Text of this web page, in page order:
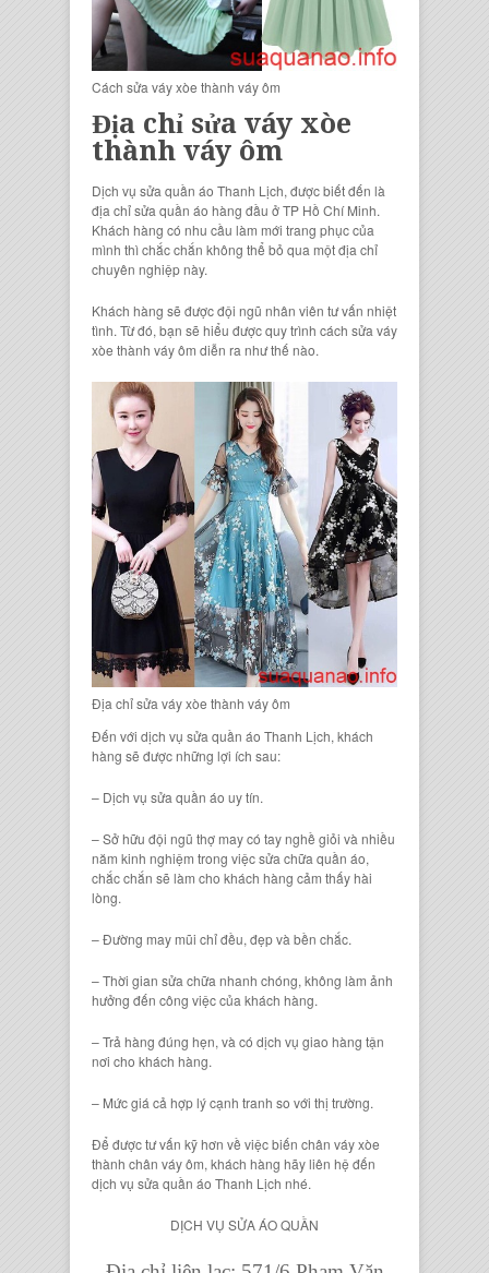
Cách sửa váy xòe thành váy ôm
Địa chỉ sửa váy xòe
thành váy ôm
Dịch vụ sửa quần áo Thanh Lịch, được biết đến là
địa chỉ sửa quần áo hàng đầu ở TP Hồ Chí Minh.
Khách hàng có nhu cầu làm mới trang phục của
mình thì chắc chắn không thể bỏ qua một địa chỉ
chuyên nghiệp này.
Khách hàng sẽ được đội ngũ nhân viên tư vấn nhiệt
tình. Từ đó, bạn sẽ hiểu được quy trình cách sửa váy
xòe thành váy ôm diễn ra như thế nào.
Địa chỉ sửa váy xòe thành váy ôm
Đến với dịch vụ sửa quần áo Thanh Lịch, khách
hàng sẽ được những lợi ích sau:
– Dịch vụ sửa quần áo uy tín.
– Sở hữu đội ngũ thợ may có tay nghề giỏi và nhiều
năm kinh nghiệm trong việc sửa chữa quần áo,
chắc chắn sẽ làm cho khách hàng cảm thấy hài
lòng.
– Đường may mũi chỉ đều, đẹp và bền chắc.
– Thời gian sửa chữa nhanh chóng, không làm ảnh
hưởng đến công việc của khách hàng.
– Trả hàng đúng hẹn, và có dịch vụ giao hàng tận
nơi cho khách hàng.
– Mức giá cả hợp lý cạnh tranh so với thị trường.
Để được tư vấn kỹ hơn về việc biến chân váy xòe
thành chân váy ôm, khách hàng hãy liên hệ đến
dịch vụ sửa quần áo Thanh Lịch nhé.
DỊCH VỤ SỬA ÁO QUẦN